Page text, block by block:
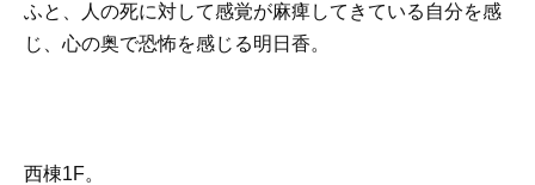
ふと、人の死に対して感覚が麻痺してきている自分を感
じ、心の奥で恐怖を感じる明日香。
西棟1F。